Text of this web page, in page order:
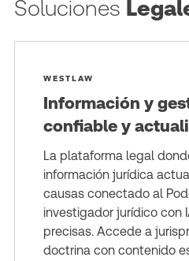
Soluciones
WESTLAW
Información y
confiable y
La plataforma legal
información jurídica
causas conectado al
investigador jurídico con
precisas. Accede a
doctrina con contenido